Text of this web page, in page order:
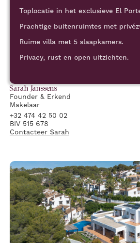
Toplocatie in het exclusieve El
Prachtige buitenruimtes met
Ruime villa met 5 slaapkamers.
Privacy, rust en open uitzichten.
Sarah Janssens
Founder & Erkend
Makelaar
+32 474 42 50 02
BIV 515 678
Contacteer Sarah